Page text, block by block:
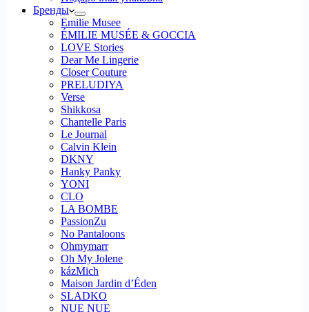
Бренды
Emilie Musee
ÉMILIE MUSÉE & GOCCIA
LOVE Stories
Dear Me Lingerie
Closer Couture
PRELUDIYA
Verse
Shikkosa
Chantelle Paris
Le Journal
Calvin Klein
DKNY
Hanky Panky
YONI
CLO
LA BOMBE
PassionZu
No Pantaloons
Ohmymarr
Oh My Jolene
kázMich
Maison Jardin d’Éden
SLADKO
NUE NUE